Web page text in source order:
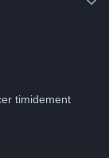
timidement